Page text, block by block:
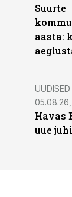
Suurte
aasta:
UUDISED
05.08.26,
Havas
uue juhi